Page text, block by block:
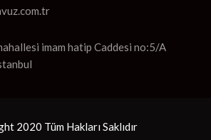
imam hatip Caddesi no:5/A
2020 Tüm Hakları Saklıdır